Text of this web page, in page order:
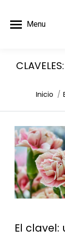
Menu
Estás
Inicio
El